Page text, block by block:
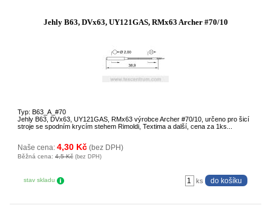
Jehly B63, DVx63, UY121GAS, RMx63 Archer #70/10
Typ: B63_A_#70
Jehly B63, DVx63, UY121GAS, RMx63 výrobce Archer #70/10, určeno pro šicí
stroje se spodním krycím stehem Rimoldi, Textima a další, cena za 1ks...
Naše cena: 4,30 Kč (bez DPH)
Běžná cena: 4,5 Kč (bez DPH)
stav skladu ks